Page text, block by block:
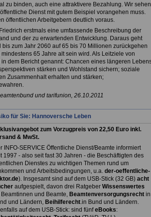
zu binden, auch eine attraktivere Bezahlung. Wir sehen
Dienst mit gutem Beispiel vorangehen muss.
öffentlichen Arbeitgebern deutlich voraus.
erstmals eine umfassende Beschreibung der
und der zu erwartenden Entwicklung. Daraus geht
bis zum Jahr 2060 auf 65 bis 70 Millionen zurückgehen
65 Jahre alt sein wird. Als Leitziele von
dem Bericht genannt: Chancen eines längeren
stärken und Wohlstand sichern; soziale
Zusammenhalt erhalten und stärken;
und tarifunion, 26.10.2011
für Sie: Hannoversche Leben
zum Vorzugpreis von 22,50 Euro inkl.
& MwSt.
INFO-SERVICE Öffentliche Dienst/Beamte informiert
1997 - also seit fast 30 Jahren - die Beschäftigten des
Dienstes zu wichtigen Themen rund um
und Arbeitsbedingungen, u.a. der-oeffentliche-
). Insgesamt sind auf dem USB-Stick (32 GB) acht
aufgespielt, davon drei Ratgeber Wissenswertes
Beamtinnen und Beamte, Beamtenversorgungsrechtin
und Ländern, Beihilferecht.in Bund und Ländern.
auf dem USB-Stick: sind fünfeBooks: